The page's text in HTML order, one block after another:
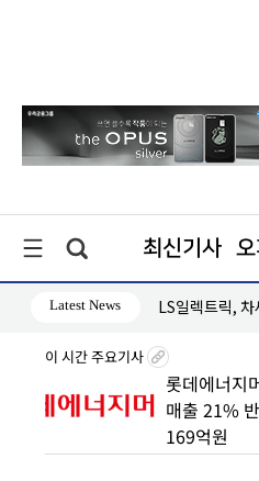
최신기사 오
Latest News
자 지속 LS일렉트릭,
이 시간 주요기사
롯데에너지머티리
매출 21% 반등… 영
169억원